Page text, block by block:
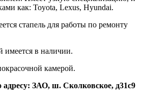
как: Toyota, Lexus, Hyundai.
стапель для работы по ремонту
имеется в наличии.
камерой.
ЗАО, ш. Сколковское, д31с9